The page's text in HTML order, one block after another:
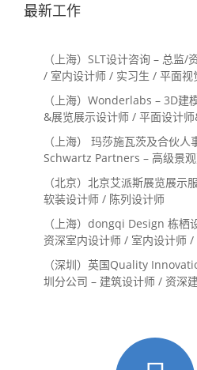
最新工作
（上海）SLT设计咨询 – 总监/
/ 室内设计师 / 实习生 / 平面视
目经理/中后期负责人 / 媒体公
务体验设计师
（上海）Wonderlabs – 3D建
&展览展示设计师 / 平面设计
向
（上海） 玛莎施瓦茨及合伙
Schwartz Partners – 高级景
Landscape Designer / 景观建
Landscape Designer
（北京）北京艾派斯展览展示
软装设计师 / 陈列设计师
（上海）dongqi Design 栋栖
资深室内设计师 / 室内设计师 /
系主管 / 设计实习生（常年招聘
（深圳）英国Quality
圳分公司 – 建筑设计师 / 资深